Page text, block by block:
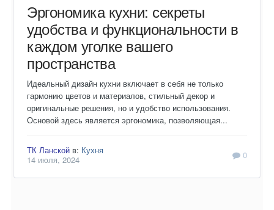
Эргономика кухни: секреты
удобства и функциональности в
каждом уголке вашего
пространства
Идеальный дизайн кухни включает в себя не только
гармонию цветов и материалов, стильный декор и
оригинальные решения, но и удобство использования.
Основой здесь является эргономика, позволяющая...
ТК Ланской в: Кухня
14 июля, 2024
0